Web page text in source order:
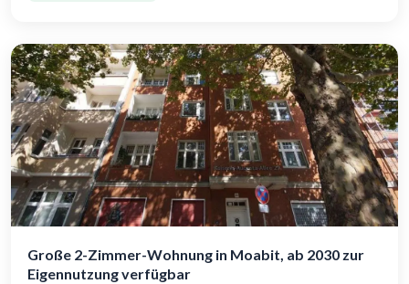
Große 2-Zimmer-Wohnung in Moabit, ab 2030 zur
Eigennutzung verfügbar